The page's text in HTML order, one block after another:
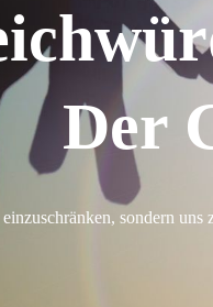
Der
sondern